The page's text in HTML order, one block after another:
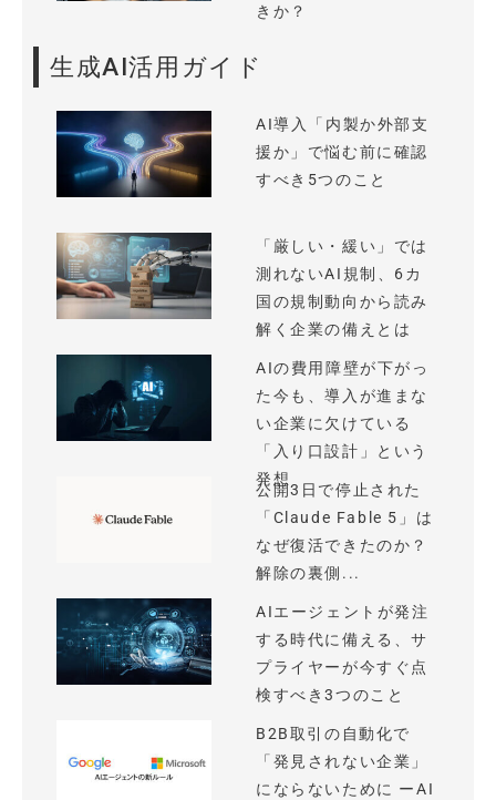
きか？
生成AI活用ガイド
AI導入「内製か外部支
援か」で悩む前に確認
すべき5つのこと
「厳しい・緩い」では
測れないAI規制、6カ
国の規制動向から読み
解く企業の備えとは
AIの費用障壁が下がっ
た今も、導入が進まな
い企業に欠けている
「入り口設計」という
発想
公開3日で停止された
「Claude Fable 5」は
なぜ復活できたのか？
解除の裏側...
AIエージェントが発注
する時代に備える、サ
プライヤーが今すぐ点
検すべき3つのこと
B2B取引の自動化で
「発見されない企業」
にならないために ーAI